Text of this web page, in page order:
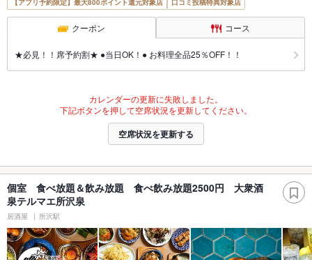
【アプリ予約限定】最大800ポイント還元対象店 口コミ投稿特典対象店
クーポン コース
★必見！！席予約割★ ●当日OK！● お料理全品25％OFF！！
カレンダーの更新に失敗しました。
下記ボタンを押して空席状況を更新してください。
空席状況を更新する
個室 食べ放題＆飲み放題 食べ飲み放題2500円 大衆酒
泉テルマエ所沢泉
居酒屋 所沢駅